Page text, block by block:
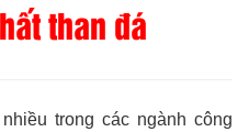
than đá
trong các ngành công